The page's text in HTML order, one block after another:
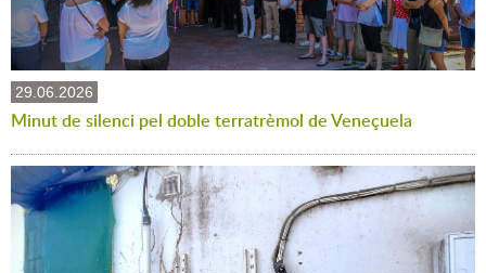
29.06.2026
Minut de silenci pel doble terratrèmol de Veneçuela